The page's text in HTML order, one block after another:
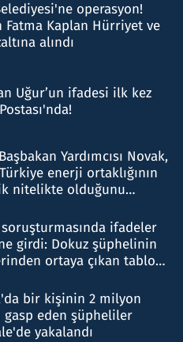
operasyon!
Fatma Kaplan Hürriyet ve
alındı
Uğur’un ifadesi ilk kez
Yardımcısı Novak,
enerji ortaklığının
nitelikte olduğunu
ifadeler
girdi: Dokuz şüphelinin
ortaya çıkan tablo
bir kişinin 2 milyon
gasp eden şüpheliler
yakalandı